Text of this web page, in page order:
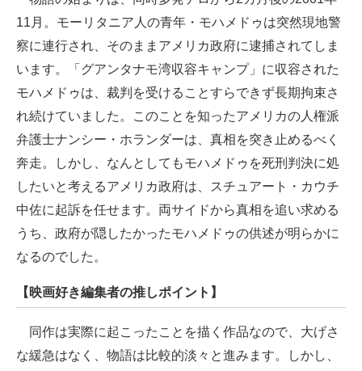
11月。モーリタニア人の青年・モハメドゥは突然現地警
察に連行され、そのままアメリカ政府に逮捕されてしま
います。「グアンタナモ湾収容キャンプ」に収容された
モハメドゥは、裁判を受けることすらできず長期拘束さ
れ続けていました。このことを知ったアメリカの人権派
弁護士ナンシー・ホランダーは、真相を突き止めるべく
奔走。しかし、なんとしてもモハメドゥを死刑判決に処
したいと考えるアメリカ政府は、スチュアート・カウチ
中佐に起訴を任せます。両サイドから真相を追い求める
うち、政府が隠したかったモハメドゥの供述が明らかに
なるのでした。
【映画好き編集者の推しポイント】
同作は実際に起こったことを描く作品なので、大げさ
な緩急はなく、物語は比較的淡々と進みます。しかし、